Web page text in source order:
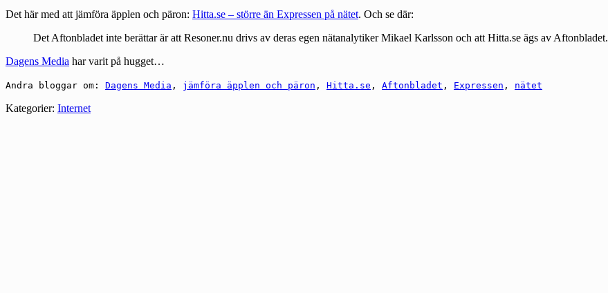
Det här med att jämföra äpplen och päron: Hitta.se – större än Expressen på nätet. Och se där:
Det Aftonbladet inte berättar är att Resoner.nu drivs av deras egen nätanalytiker Mikael Karlsson och att Hitta.se ägs av Aftonbladet.
Dagens Media har varit på hugget…
Andra bloggar om: Dagens Media , jämföra äpplen och päron , Hitta.se , Aftonbladet , Expressen , nätet
Kategorier: Internet